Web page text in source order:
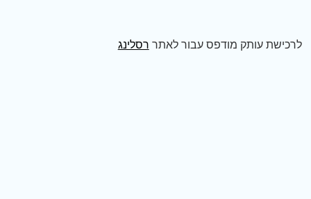
לרכישת עותק מודפס עבור לאתר רסלינג